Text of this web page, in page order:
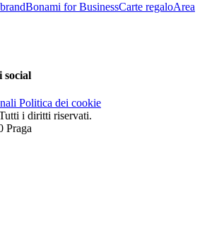
Bonami for BusinessCarte regaloArea
social
Politica dei cookie
i diritti riservati.
Praga